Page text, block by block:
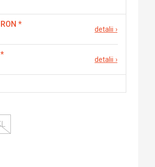
*
detalii ›
*
detalii ›